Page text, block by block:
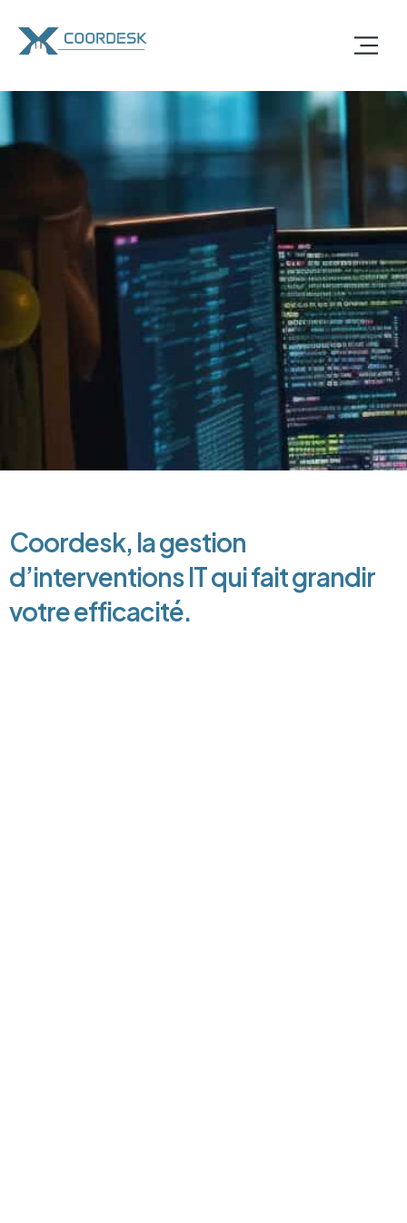
Coordesk, la gestion
d’interventions IT qui fait grandir
votre efficacité.